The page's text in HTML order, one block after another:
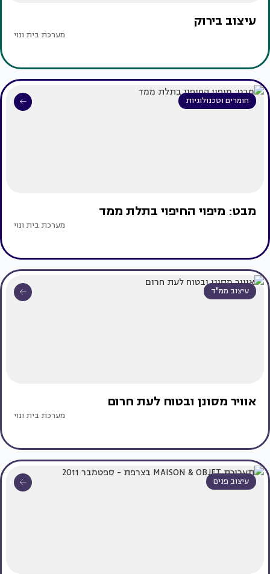
עיצוב בירוק
מערכת בית ונוי
חומרים וטכנולוגיות
מבט: מיפוי החיפוי בתלת ממד
מערכת בית ונוי
עיצוב ממ"ד
אוויר מסונן ובטוח לעת חרום
מערכת בית ונוי
עיצוב פנים